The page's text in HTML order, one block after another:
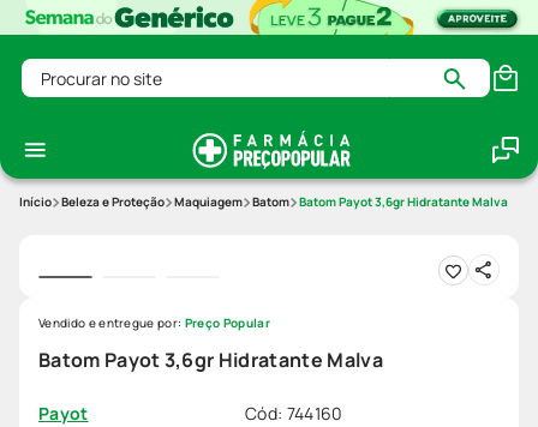
Procurar no site
Beleza e Proteção Maquiagem Batom Batom Payot 3,6gr Hidratante Malva
Batom Payot 3,6gr Hidratante Malva
Payot Cód: 744160
Vendido e entregue por: Preço Popular